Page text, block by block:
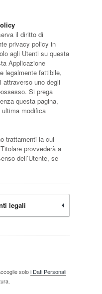
il diritto di
privacy policy in
agli Utenti su questa
Applicazione
legalmente fattibile,
attraverso uno degli
Si prega
questa pagina,
modifica
trattamenti la cui
provvederà a
dell’Utente, se
legali
soloi Dati Personali